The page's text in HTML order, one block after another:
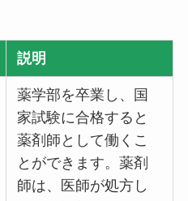
説明
薬学部を卒業し、国
家試験に合格すると
薬剤師として働くこ
とができます。薬剤
師は、医師が処方し